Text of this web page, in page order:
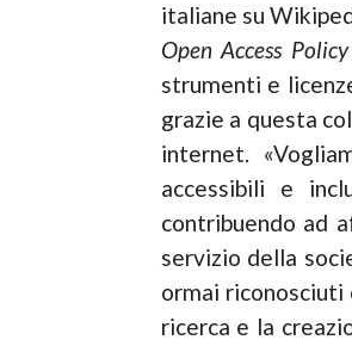
italiane su
Open Access Policy
strumenti e
grazie a questa
internet.
accessibili e
contribuendo ad
servizio della
ormai riconosciuti
ricerca e la